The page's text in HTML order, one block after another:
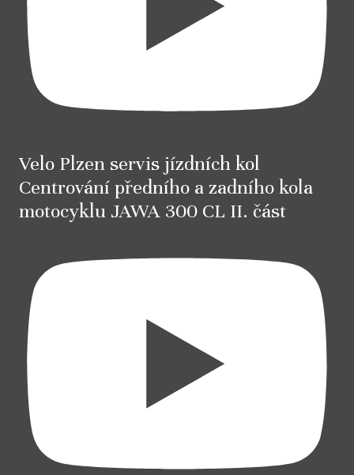
Velo Plzen servis jízdních kol
Centrování předního a zadního kola
motocyklu JAWA 300 CL II. část